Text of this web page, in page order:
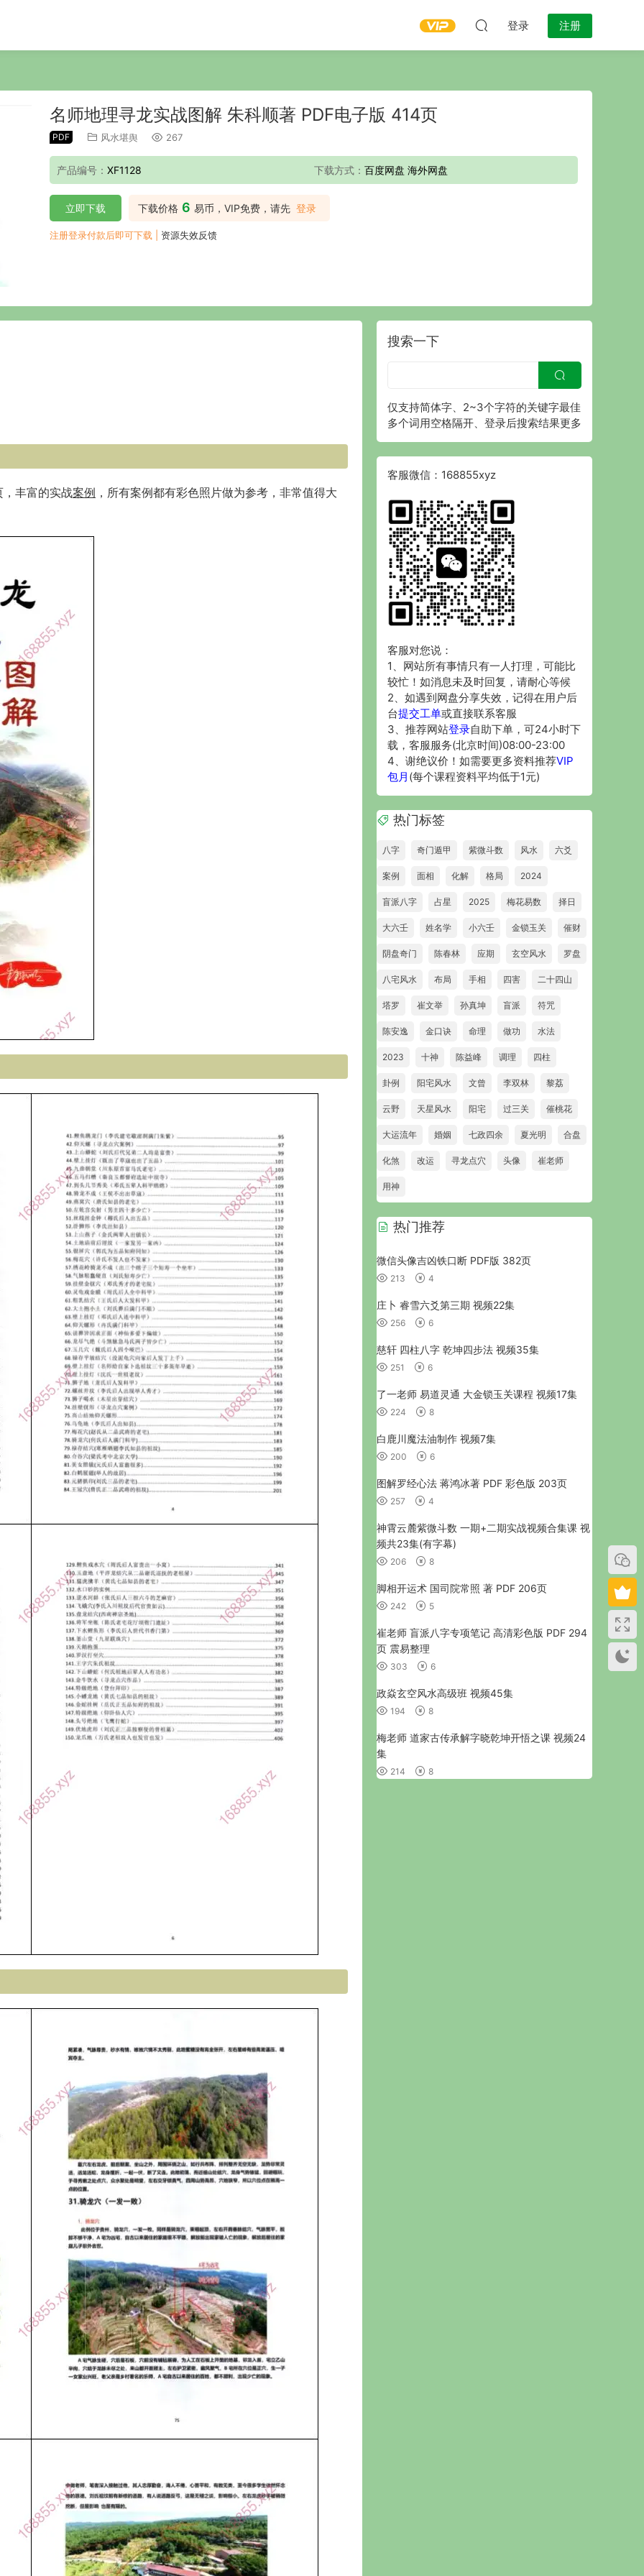
登录 注册
名师地理寻龙实战图解 朱科顺著 PDF电子版 414页
PDF 风水堪舆 267
产品编号： XF1128 下载方式： 百度网盘 海外网盘
下载价格 6 易币，VIP免费，请先 登录
立即下载
注册登录付款后即可下载 | 资源失效反馈
丰富的实战案例 ，所有案例都有彩色照片做为参考，非常值得大
搜索一下
仅支持简体字、2~3个字符的关键字最佳
多个词用空格隔开、登录后搜索结果更多
客服微信：168855xyz
客服对您说：
1、网站所有事情只有一人打理，可能比
较忙！如消息未及时回复，请耐心等候
2、如遇到网盘分享失效，记得在用户后
台提交工单或直接联系客服
3、推荐网站登录自助下单，可24小时下
载，客服服务(北京时间)08:00-23:00
4、谢绝议价！如需要更多资料推荐VIP
包月 (每个课程资料平均低于1元)
热门标签
八字 奇门遁甲 紫微斗数 风水 六爻
案例 面相 化解 格局 2024
盲派八字 占星 2025 梅花易数 择日
大六壬 姓名学 小六壬 金锁玉关 催财
阴盘奇门 陈春林 应期 玄空风水 罗盘
八宅风水 布局 手相 四害 二十四山
塔罗 崔文举 孙真坤 盲派 符咒
陈安逸 金口诀 命理 做功 水法
2023 十神 陈益峰 调理 四柱
卦例 阳宅风水 文曾 李双林 黎荔
云野 天星风水 阳宅 过三关 催桃花
大运流年 婚姻 七政四余 夏光明 合盘
化煞 改运 寻龙点穴 头像 崔老师
用神
热门推荐
微信头像吉凶铁口断 PDF版 382页
213 4
庄卜 睿雪六爻第三期 视频22集
256 6
慈轩 四柱八字 乾坤四步法 视频35集
251 6
了一老师 易道灵通 大金锁玉关课程 视频17集
224 8
白鹿川魔法油制作 视频7集
200 6
图解罗经心法 蒋鸿冰著 PDF 彩色版 203页
257 4
神霄云麓紫微斗数 一期+二期实战视频合集课 视
频共23集(有字幕)
206 8
脚相开运术 国司院常照 著 PDF 206页
242 5
崔老师 盲派八字专项笔记 高清彩色版 PDF 294
页 震易整理
303 6
政焱玄空风水高级班 视频45集
194 8
梅老师 道家古传承解字晓乾坤开悟之课 视频24
集
214 8